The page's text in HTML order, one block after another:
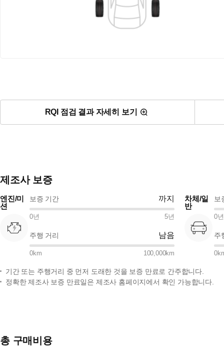
RQI 점검 결과 자세히 보기
제조사 보증
엔진/미
션
보증 기간 까지
0년 5년
주행 거리 남음
0km 100,000km
차체/일
반
보
0년
주
0
기간 또는 주행거리 중 먼저 도래한 것을 보증 만료로 간주합니다.
정확한 제조사 보증 만료일은 제조사 홈페이지에서 확인 가능합니다.
총 구매비용